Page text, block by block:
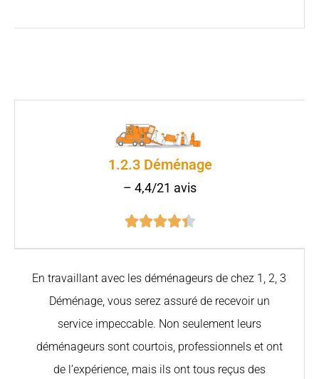
1.2.3 Déménage
– 4,4/21 avis

En travaillant avec les déménageurs de chez 1, 2, 3
Déménage, vous serez assuré de recevoir un
service impeccable. Non seulement leurs
déménageurs sont courtois, professionnels et ont
de l’expérience, mais ils ont tous reçus des